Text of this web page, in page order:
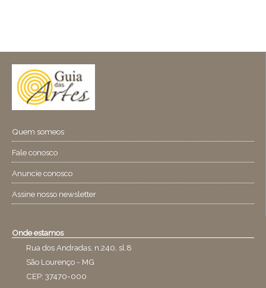
Quem someos
Fale conosco
Anuncie conosco
Assine nosso newsletter
Onde estamos
Rua dos Andradas, n.240, sl.8
São Lourenço - MG
CEP: 37470-000